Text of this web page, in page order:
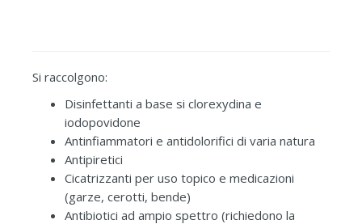
Si raccolgono:
Disinfettanti a base si clorexydina e
iodopovidone
Antinfiammatori e antidolorifici di varia natura
Antipiretici
Cicatrizzanti per uso topico e medicazioni
(garze, cerotti, bende)
Antibiotici ad ampio spettro (richiedono la